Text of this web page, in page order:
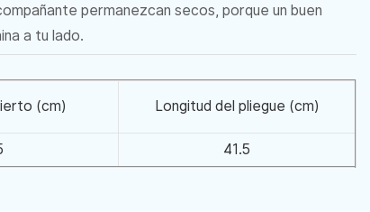
permanezcan secos, porque un buen
a tu lado.
(cm) Longitud del pliegue (cm)
41.5